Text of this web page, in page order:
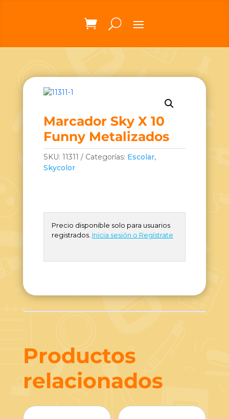
Marcador Sky X 10
Funny Metalizados
SKU: 11311 Categorías: Escolar,
Skycolor
Precio disponible solo para usuarios
registrados. Inicia sesión o Regístrate
Productos
relacionados